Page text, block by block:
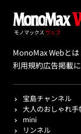
MonoMax Webと
利用規約広告掲載
宝島チャンネル
大人のおしゃれ手
mini
リンネル